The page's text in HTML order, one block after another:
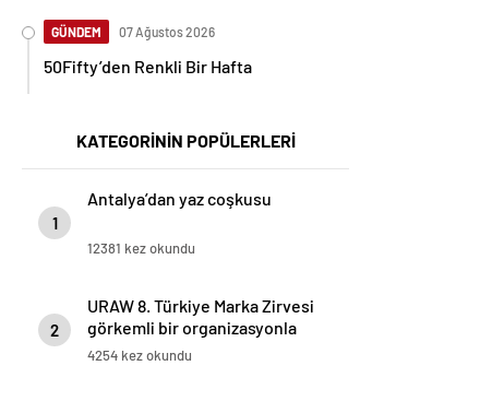
GÜNDEM 07 Ağustos 2026
50Fifty’den Renkli Bir Hafta
KATEGORİNİN POPÜLERLERİ
1
Antalya’dan yaz coşkusu
12381 kez okundu
2
URAW 8. Türkiye Marka Zirvesi
görkemli bir organizasyonla
yapıldı!
4254 kez okundu